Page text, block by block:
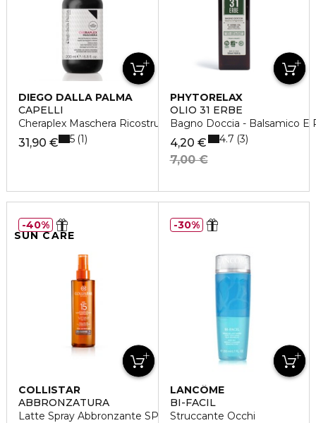
DIEGO DALLA PALMA
CAPELLI
Cheraplex Maschera Ricostruisce e Ripara
31,90 € 5 1
PHYTORELAX
OLIO 31 ERBE
Bagno Doccia - Balsamico E
4,20 €
7,00 €
4.7 3
SUN CARE
COLLISTAR
ABBRONZATURA
Latte Spray Abbronzante SPF 15
40%
LANCÔME
BI-FACIL
Struccante Occhi
30%